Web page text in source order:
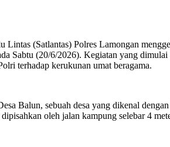
(Satlantas) Polres Lamongan
Sabtu (20/6/2026). Kegiatan yang
terhadap kerukunan umat beragama.
Balun, sebuah desa yang dikenal
oleh jalan kampung selebar 4